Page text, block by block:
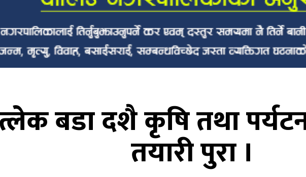
बडा दशै कृषि तथा
तयारी पुरा ।